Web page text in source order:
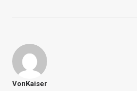
VonKaiser